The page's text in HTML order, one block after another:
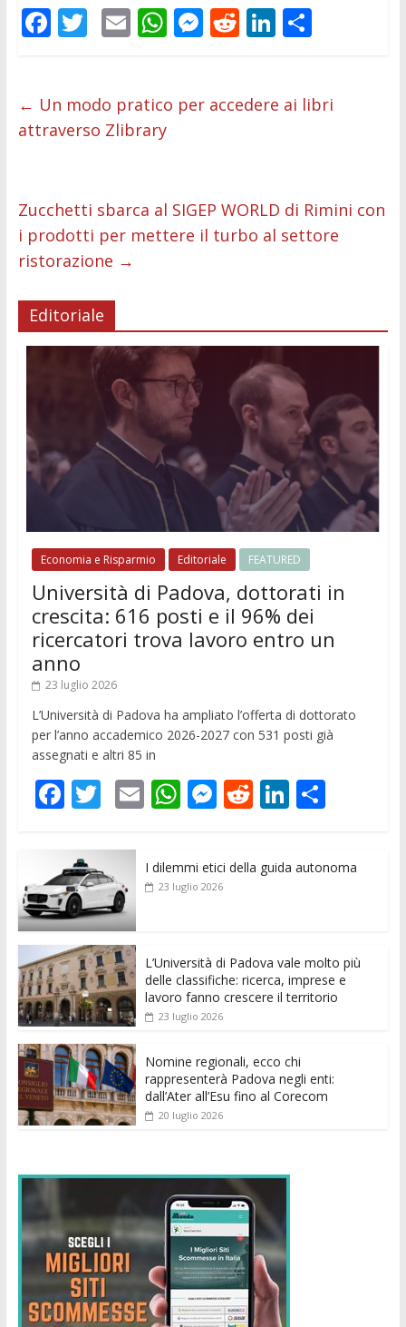
F
b
o
k
T
er
E
l
W
s
A
p
M
e
er
R
di
Li
e
C
di
← Un modo pratico per accedere ai libri
attraverso Zlibrary
Zucchetti sbarca al SIGEP WORLD di Rimini con
i prodotti per mettere il turbo al settore
ristorazione →
Editoriale
Economia e Risparmio Editoriale FEATURED
Università di Padova, dottorati in
crescita: 616 posti e il 96% dei
ricercatori trova lavoro entro un
anno
23 luglio 2026
L’Università di Padova ha ampliato l’offerta di dottorato
per l’anno accademico 2026-2027 con 531 posti già
assegnati e altri 85 in
F
e
b
o
o
k
T
itt
er
E
ai
l
W
s
p
M
ss
e
er
R
di
Li
e
C
di
I dilemmi etici della guida autonoma
23 luglio 2026
L’Università di Padova vale molto più
delle classifiche: ricerca, imprese e
lavoro fanno crescere il territorio
23 luglio 2026
Nomine regionali, ecco chi
rappresenterà Padova negli enti:
dall’Ater all’Esu fino al Corecom
20 luglio 2026